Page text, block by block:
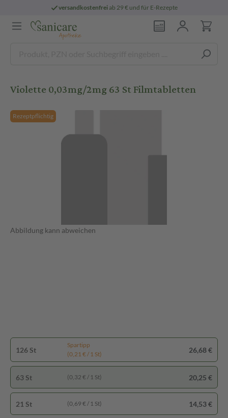
versandkostenfreiab 29 € und für E-Rezepte
Violette 0,03mg/2mg 63 St Filmtabletten
Rezeptpflichtig
Abbildung kann abweichen
126 St
Spartipp
(0,21 € / 1 St)
26,68 €
63 St (0,32 € / 1 St) 20,25 €
21 St (0,69 € / 1 St) 14,53 €